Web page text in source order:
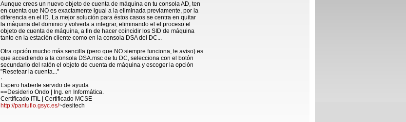
Aunque crees un nuevo objeto de cuenta de máquina en tu consola AD, ten
en cuenta que NO es exactamente igual a la eliminada previamente, por la
diferencia en el ID. La mejor solución para éstos casos se centra en quitar
la máquina del dominio y volverla a integrar, eliminando el el proceso el
objeto de cuenta de máquina, a fin de hacer coincidir los SID de máquina
tanto en la estación cliente como en la consola DSA del DC...
Otra opción mucho más sencilla (pero que NO siempre funciona, te aviso) es
que accediendo a la consola DSA.msc de tu DC, selecciona con el botón
secundario del ratón el objeto de cuenta de máquina y escoger la opción
"Resetear la cuenta..."
·
Espero haberte servido de ayuda
==Desiderio Ondo | Ing. en Informática.
Certificado ITIL | Certificado MCSE
http://pantuflo.gsyc.es/~desitech